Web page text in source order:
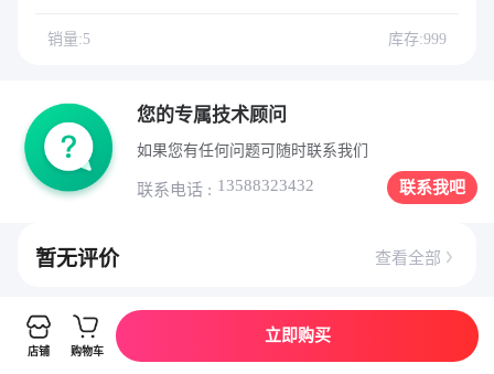
销量:5 库存:999
您的专属技术顾问
如果您有任何问题可随时联系我们
联系电话 : 13588323432 联系我吧
暂无评价 查看全部
详情介绍
店铺 购物车
立即购买